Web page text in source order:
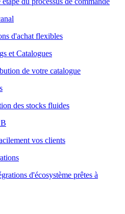
d'achat flexibles
et Catalogues
de votre catalogue
des stocks fluides
vos clients
d'écosystème prêtes à